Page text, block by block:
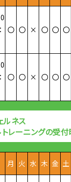
〇 〇 × 〇 〇 〇
〇 〇 × 〇 〇 〇
ルネス
レーニングの受
月 火 水 木 金 土